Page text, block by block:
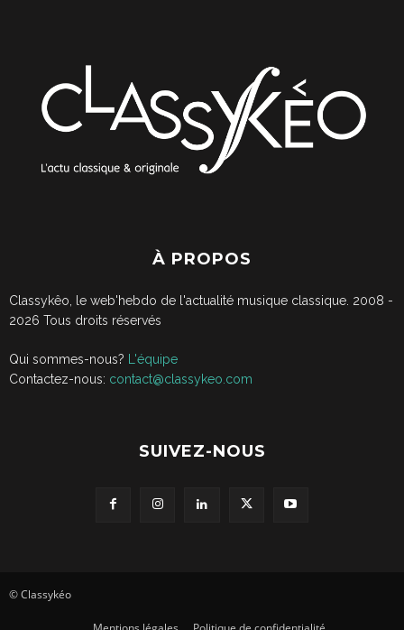
À PROPOS
Classykêo, le web'hebdo de l'actualité musique classique. 2008 -
2026 Tous droits réservés
Qui sommes-nous?
L'équipe
Contactez-nous: contact@classykeo.com
SUIVEZ-NOUS
© Classykéo